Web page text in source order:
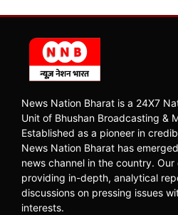
News Nation Bharat is a 24X7
Unit of Bhushan Broadcasting &
Established as a pioneer in
News Nation Bharat has
news channel in the country.
providing in-depth, analytical
discussions on pressing issues
interests.